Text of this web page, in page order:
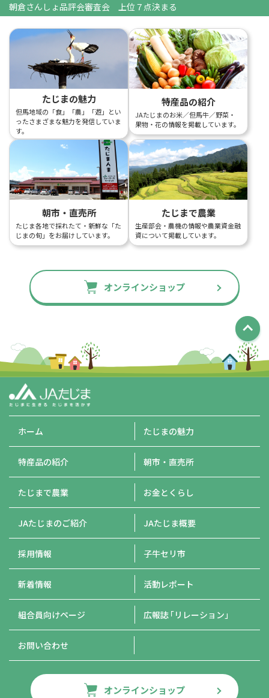
朝倉さんしょ品評会審査会 上位７点決まる
たじまの魅力
但馬地域の「食」「農」「遊」とい
ったさまざまな魅力を発信していま
す。
特産品の紹介
JAたじまのお米／但馬牛／野菜・
果物・花の情報を掲載しています。
朝市・直売所
たじま各地で採れたて・新鮮な「た
じまの旬」をお届けしています。
たじまで農業
生産部会・農機の情報や農業資金融
資について掲載しています。
オンラインショップ
ホーム たじまの魅力
特産品の紹介 朝市・直売所
たじまで農業 お金とくらし
JAたじまのご紹介 JAたじま概要
採用情報 子牛セリ市
新着情報 活動レポート
組合員向けページ 広報誌「リレーション」
お問い合わせ
オンラインショップ